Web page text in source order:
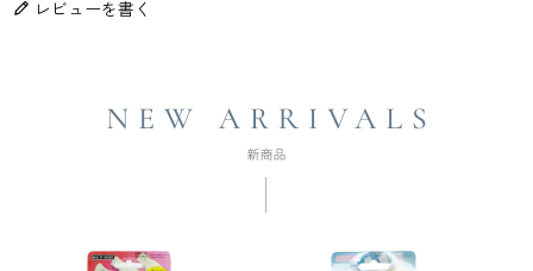
レビューを書く